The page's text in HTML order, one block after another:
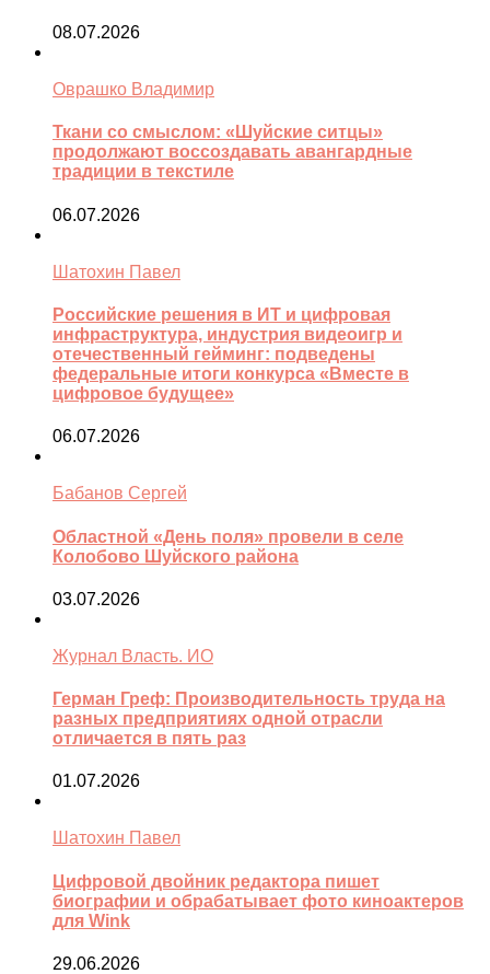
08.07.2026
Оврашко Владимир
Ткани со смыслом: «Шуйские ситцы»
продолжают воссоздавать авангардные
традиции в текстиле
06.07.2026
Шатохин Павел
Российские решения в ИТ и цифровая
инфраструктура, индустрия видеоигр и
отечественный гейминг: подведены
федеральные итоги конкурса «Вместе в
цифровое будущее»
06.07.2026
Бабанов Сергей
Областной «День поля» провели в селе
Колобово Шуйского района
03.07.2026
Журнал Власть. ИО
Герман Греф: Производительность труда на
разных предприятиях одной отрасли
отличается в пять раз
01.07.2026
Шатохин Павел
Цифровой двойник редактора пишет
биографии и обрабатывает фото киноактеров
для Wink
29.06.2026